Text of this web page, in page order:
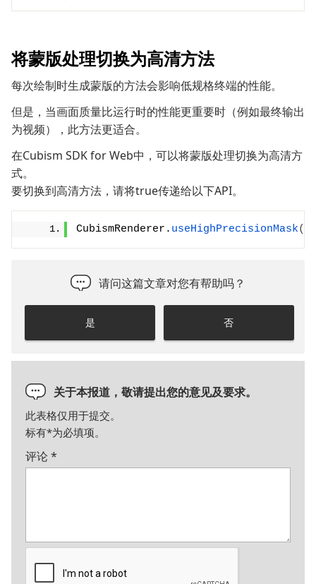
将蒙版处理切换为高清方法
每次绘制时生成蒙版的方法会影响低规格终端的性能。
但是，当画面质量比运行时的性能更重要时（例如最终输出
为视频），此方法更适合。
在Cubism SDK for Web中，可以将蒙版处理切换为高清方
式。
要切换到高清方法，请将true传递给以下API。
CubismRenderer. useHighPrecisionMask(
请问这篇文章对您有帮助吗？
是 否
关于本报道，敬请提出您的意见及要求。
此表格仅用于提交。
标有*为必填项。
评论*